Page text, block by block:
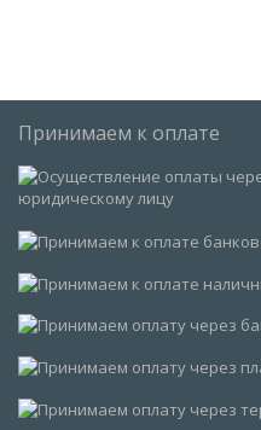
Принимаем к оплате